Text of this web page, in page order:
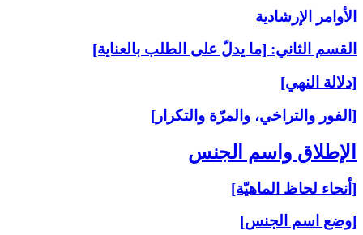
الأوامر الإرشادية
القسم الثاني: [ما يدلّ على الطلب بالعناية]
[دلالة النهي]
[الفور والتراخي، والمرّة والتكرار]
الإطلاق واسم الجنس‏
[أنحاء لحاظ الماهيّة]
[وضع اسم الجنس]